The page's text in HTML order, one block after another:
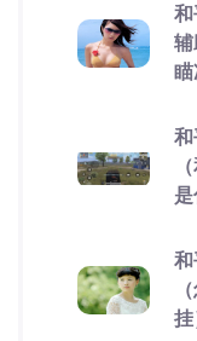
和
辅
瞄
是
和
挂